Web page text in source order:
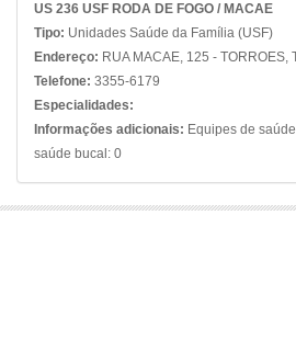
US 236 USF RODA DE FOGO / MACAE
Tipo: Unidades Saúde da Família (USF)
Endereço: RUA MACAE, 125 - TORROES,
Telefone: 3355-6179
Especialidades:
Informações adicionais: Equipes de
saúde bucal: 0